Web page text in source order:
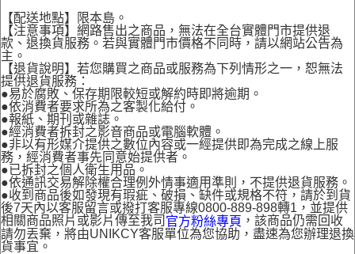
【配送地點】限本島。
【注意事項】網路售出之商品，無法在全台實體門市提供退
款、退換貨服務。若與實體門市價格不同時，請以網站公告為
主。
【退貨說明】若您購買之商品或服務為下列情形之一，恕無法
提供退貨服務：
●易於腐敗、保存期限較短或解約時即將逾期。
●依消費者要求所為之客製化給付。
●報紙、期刊或雜誌。
●經消費者拆封之影音商品或電腦軟體。
●非以有形媒介提供之數位內容或一經提供即為完成之線上服
務，經消費者事先同意始提供者。
●已拆封之個人衛生用品。
●依通訊交易解除權合理例外情事適用準則，不提供退貨服務。
●收到商品後如發現有瑕疵、破損、缺件或規格不符，請於到貨
後7天內以客服留言或撥打客服專線0800-889-898轉1，並提供
相關商品照片或影片傳至我司 官方粉絲專頁 ，該商品仍需回收
請勿丟棄，將由UNIKCY客服單位為您協助，盡速為您辦理退換
貨事宜。